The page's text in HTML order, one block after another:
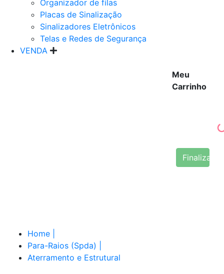
Organizador de filas
Placas de Sinalização
Sinalizadores Eletrônicos
Telas e Redes de Segurança
VENDA
Meu
Carrinho
Finalizar
Home
Para-Raios (Spda)
Aterramento e Estrutural